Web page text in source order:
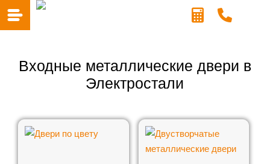
Входные металлические двери в
Электростали